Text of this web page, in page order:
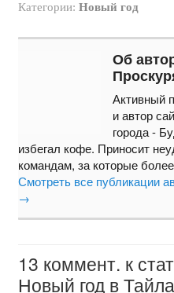
Категории: Новый год
Об
Активный
и автор
города -
избегал кофе. Приносит
командам, за которые
Смотреть все публикации
→
13 коммент. к
Новый год в